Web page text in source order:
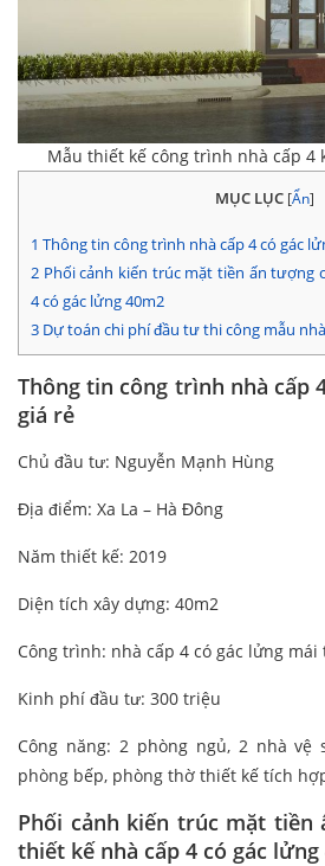
Mẫu thiết kế công trình nhà cấp 4
MỤC LỤC [Ẩn]
1 Thông tin công trình nhà cấp 4 có gác
2 Phối cảnh kiến trúc mặt tiền ấn tượng
4 có gác lửng 40m2
3 Dự toán chi phí đầu tư thi công mẫu
Thông tin công trình nhà cấp
giá rẻ
Chủ đầu tư: Nguyễn Mạnh Hùng
Địa điểm: Xa La – Hà Đông
Năm thiết kế: 2019
Diện tích xây dựng: 40m2
Công trình: nhà cấp 4 có gác lửng mái
Kinh phí đầu tư: 300 triệu
Công năng: 2 phòng ngủ, 2 nhà vệ
phòng bếp, phòng thờ thiết kế tích
Phối cảnh kiến trúc mặt tiền
thiết kế nhà cấp 4 có gác lửng